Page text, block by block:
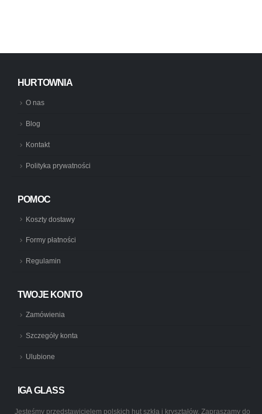
HURTOWNIA
O nas
Blog
Kontakt
Polityka prywatności
POMOC
Koszty dostawy
Formy płatności
Regulamin
TWOJE KONTO
Zamówienia
Szczegóły konta
Ulubione
IGA GLASS
Jesteśmy przedstawicielem polskich hut szkła i kryształów. Zapraszamy do